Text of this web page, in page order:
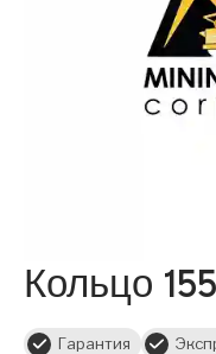
Кольцо
Гарантия